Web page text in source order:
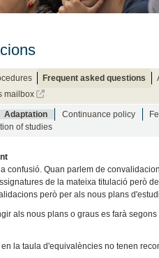
Frequent asked questions
mailbox
Adaptation Continuance policy
of studies
confusió. Quan parlem de
de la mateixa titulació però
però per als nous plans
als nous plans o graus es farà
la taula d'equivalències no tenen